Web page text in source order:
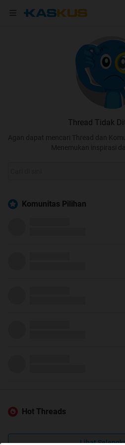
Thread Tidak
Agan dapat mencari Thread dan
Menemukan inspirasi
Komunitas Pilihan
Hot Threads
Lihat